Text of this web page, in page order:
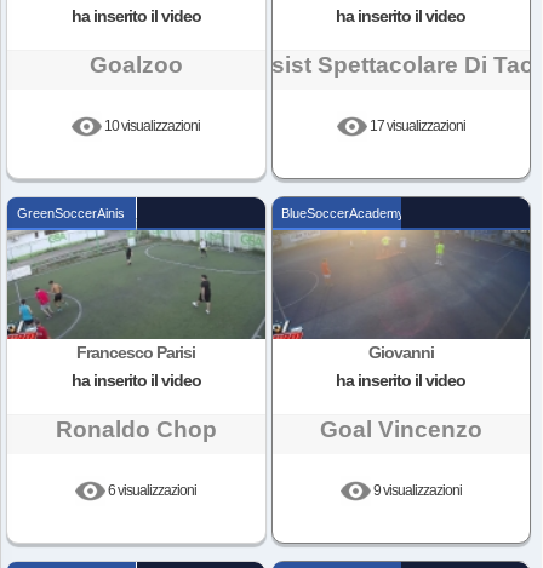
ha inserito il video
Goalzoo
10 visualizzazioni
ha inserito il video
Assist Spettacolare Di
17 visualizzazioni
GreenSoccerAinis
Francesco Parisi
ha inserito il video
Ronaldo Chop
6 visualizzazioni
BlueSoccerAcademy
Giovanni
ha inserito il video
Goal Vincenzo
9 visualizzazioni